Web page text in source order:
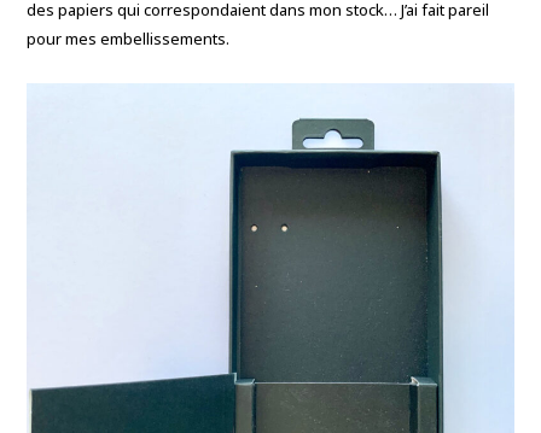
des papiers qui correspondaient dans mon stock… J’ai fait pareil
pour mes embellissements.